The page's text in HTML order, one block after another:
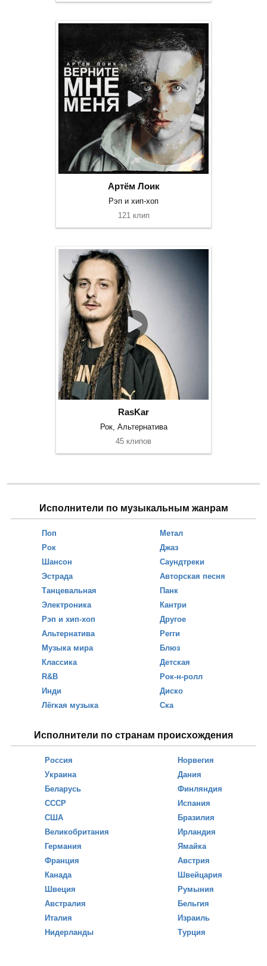
Артём Лоик
Рэп и хип-хоп
121 клип
RasKar
Рок, Альтернатива
45 клипов
Исполнители по музыкальным жанрам
Поп
Рок
Шансон
Эстрада
Танцевальная
Электроника
Рэп и хип-хоп
Альтернатива
Музыка мира
Классика
R&B
Инди
Лёгкая музыка
Метал
Джаз
Саундтреки
Авторская песня
Панк
Кантри
Другое
Регги
Блюз
Детская
Рок-н-ролл
Диско
Ска
Исполнители по странам происхождения
Россия
Украина
Беларусь
СССР
США
Великобритания
Германия
Франция
Канада
Швеция
Австралия
Италия
Нидерланды
Норвегия
Дания
Финляндия
Испания
Бразилия
Ирландия
Ямайка
Австрия
Швейцария
Румыния
Бельгия
Израиль
Турция